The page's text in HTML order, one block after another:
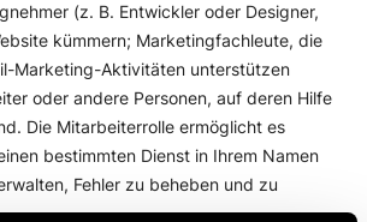
(z. B. Entwickler oder Designer,
kümmern; Marketingfachleute, die
Marketing-Aktivitäten unterstützen
oder andere Personen, auf deren Hilfe
Die Mitarbeiterrolle ermöglicht es
bestimmten Dienst in Ihrem Namen
Fehler zu beheben und zu